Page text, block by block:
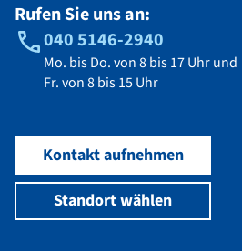
Rufen Sie uns an:
040 5146-2940
Mo. bis Do. von 8 bis 17 Uhr und
Fr. von 8 bis 15 Uhr
Kontakt aufnehmen
Standort wählen